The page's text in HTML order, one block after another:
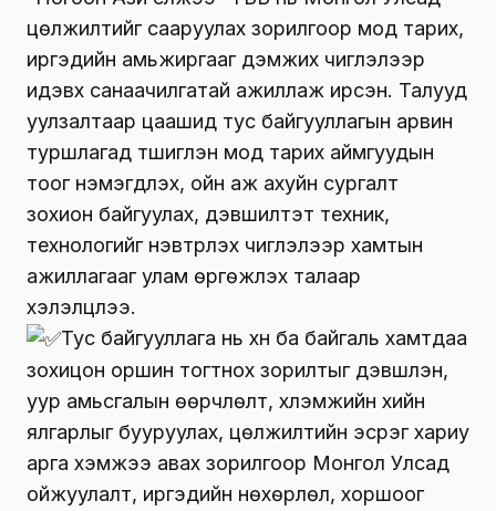
цөлжилтийг сааруулах зорилгоор мод тарих,
иргэдийн амьжиргааг дэмжих чиглэлээр
идэвх санаачилгатай ажиллаж ирсэн. Талууд
уулзалтаар цаашид тус байгууллагын арвин
туршлагад түшиглэн мод тарих аймгуудын
тоог нэмэгдүүлэх, ойн аж ахуйн сургалт
зохион байгуулах, дэвшилтэт техник,
технологийг нэвтрүүлэх чиглэлээр хамтын
ажиллагааг улам өргөжүүлэх талаар
хэлэлцлээ.
Тус байгууллага нь хүн ба байгаль хамтдаа
зохицон оршин тогтнох зорилтыг дэвшүүлэн,
уур амьсгалын өөрчлөлт, хүлэмжийн хийн
ялгарлыг бууруулах, цөлжилтийн эсрэг хариу
арга хэмжээ авах зорилгоор Монгол Улсад
ойжуулалт, иргэдийн нөхөрлөл, хоршоог